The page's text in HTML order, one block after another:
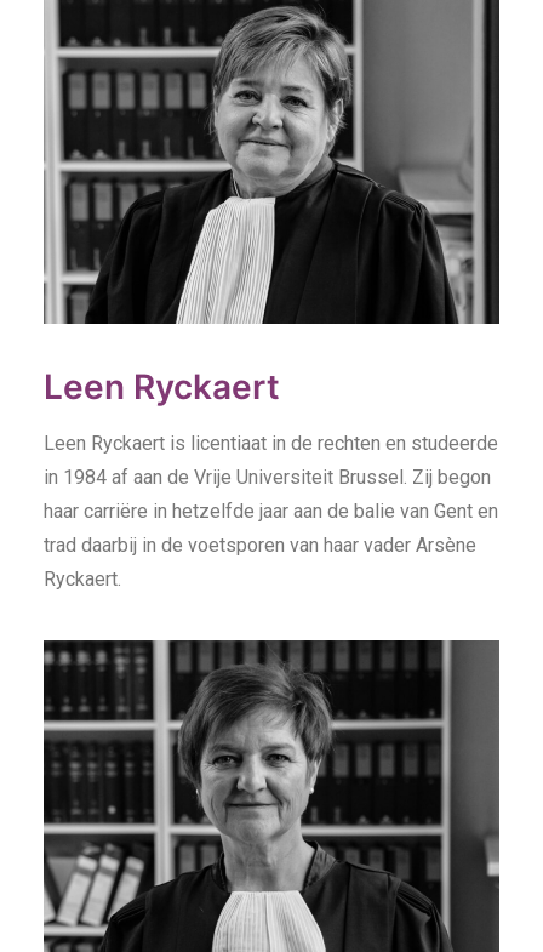
Leen Ryckaert
Leen Ryckaert is licentiaat in de rechten en studeerde
in 1984 af aan de Vrije Universiteit Brussel. Zij begon
haar carriëre in hetzelfde jaar aan de balie van Gent en
trad daarbij in de voetsporen van haar vader Arsène
Ryckaert.